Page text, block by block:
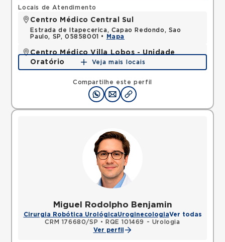
Compartilhe este perfil
Locais de Atendimento
Centro Médico Central Sul
Estrada de Itapecerica, Capao Redondo, Sao
Paulo, SP, 05858001 •
Mapa
Centro Médico Villa Lobos - Unidade
Oratório
Rua do Oratorio, Mooca, Sao Paulo, SP, 03117000 •
Veja mais locais
Miguel Rodolpho Benjamin
Cirurgia Robótica UrológicaUroginecologiaVer todas
CRM 176680/SP •
RQE 101469 - Urologia
Ver perfil